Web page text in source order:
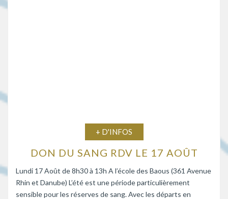
+ D'INFOS
DON DU SANG RDV LE 17 AOÛT
Lundi 17 Août de 8h30 à 13h A l’école des Baous (361 Avenue
Rhin et Danube) L’été est une période particulièrement
sensible pour les réserves de sang. Avec les départs en